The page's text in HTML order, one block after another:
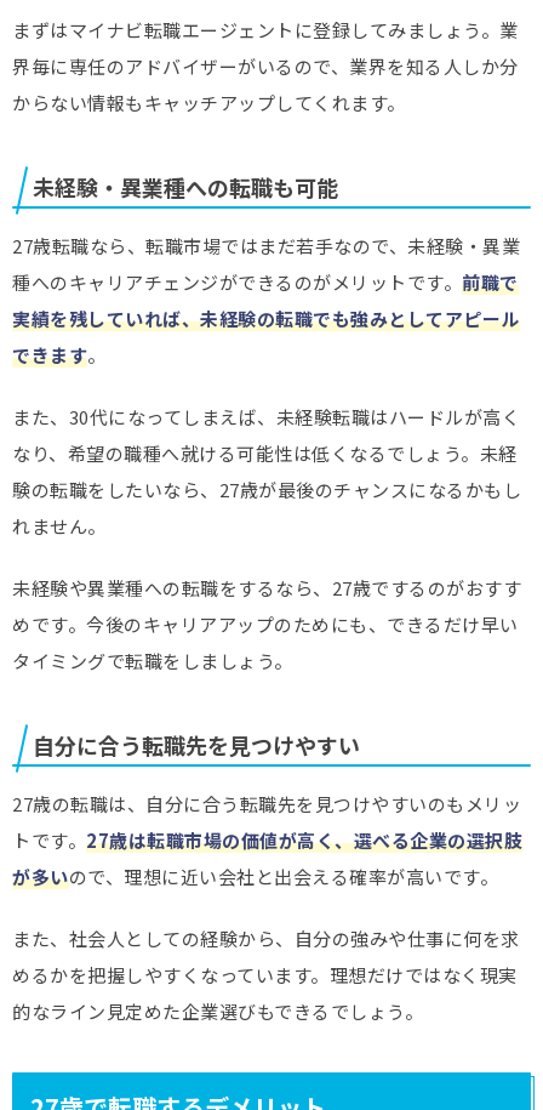
まずはマイナビ転職エージェントに登録してみましょう。業
界毎に専任のアドバイザーがいるので、業界を知る人しか分
からない情報もキャッチアップしてくれます。
未経験・異業種への転職も可能
27歳転職なら、転職市場ではまだ若手なので、未経験・異業
種へのキャリアチェンジができるのがメリットです。 前職で
実績を残していれば、未経験の転職でも強みとしてアピール
できます。
また、30代になってしまえば、未経験転職はハードルが高く
なり、希望の職種へ就ける可能性は低くなるでしょう。未経
験の転職をしたいなら、27歳が最後のチャンスになるかもし
れません。
未経験や異業種への転職をするなら、27歳でするのがおすす
めです。今後のキャリアアップのためにも、できるだけ早い
タイミングで転職をしましょう。
自分に合う転職先を見つけやすい
27歳の転職は、自分に合う転職先を見つけやすいのもメリッ
トです。 27歳は転職市場の価値が高く、選べる企業の選択肢
が多いので、理想に近い会社と出会える確率が高いです。
また、社会人としての経験から、自分の強みや仕事に何を求
めるかを把握しやすくなっています。理想だけではなく現実
的なライン見定めた企業選びもできるでしょう。